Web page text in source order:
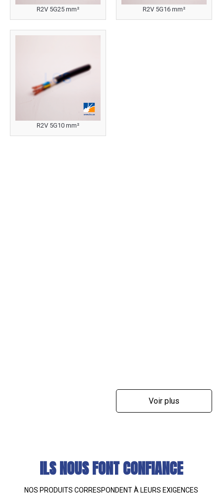
R2V 5G25 mm² R2V 5G16 mm²
R2V 5G10 mm²
Voir plus
ILS NOUS FONT CONFIANCE
NOS PRODUITS CORRESPONDENT À LEURS EXIGENCES